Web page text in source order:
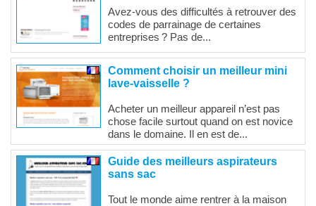
Avez-vous des difficultés à retrouver des
codes de parrainage de certaines
entreprises ? Pas de...
Comment choisir un meilleur mini
lave-vaisselle ?
Acheter un meilleur appareil n’est pas
chose facile surtout quand on est novice
dans le domaine. Il en est de...
Guide des meilleurs aspirateurs
sans sac
Tout le monde aime rentrer à la maison